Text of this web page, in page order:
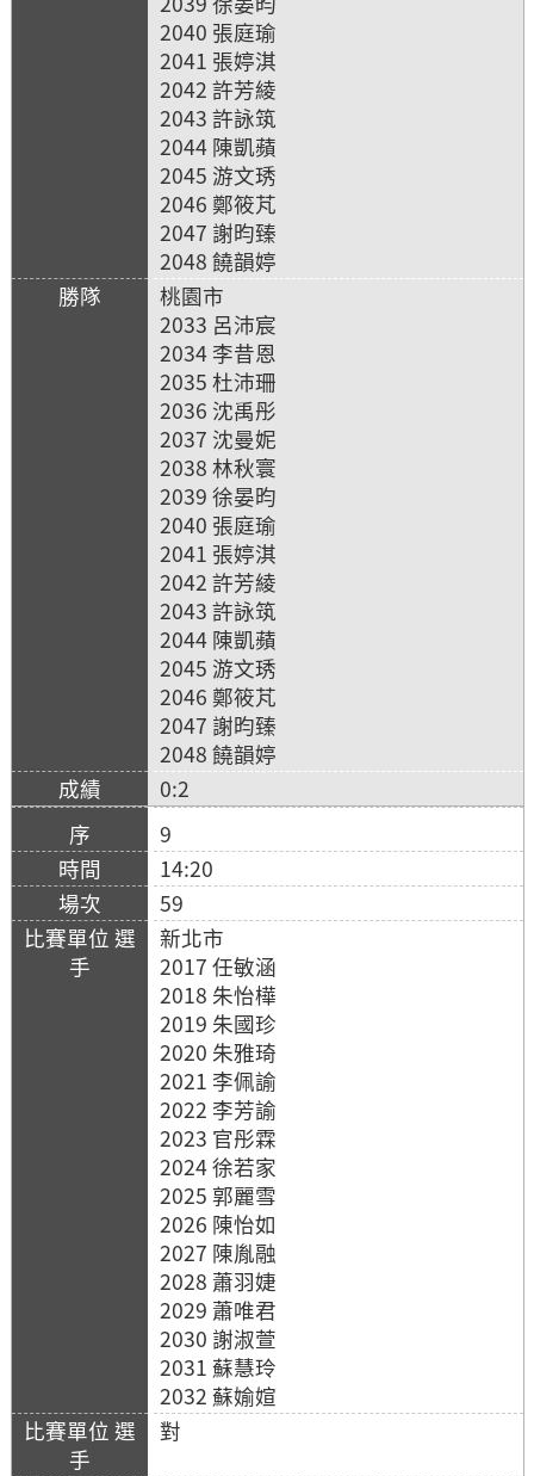
2040 張庭瑜
2041 張婷淇
2042 許芳綾
2043 許詠筑
2044 陳凱蘋
2045 游文琇
2046 鄭筱芃
2047 謝昀臻
2048 饒韻婷
桃園市
2033 呂沛宸
2034 李昔恩
2035 杜沛珊
2036 沈禹彤
2037 沈曼妮
2038 林秋寰
2039 徐晏昀
2040 張庭瑜
2041 張婷淇
2042 許芳綾
2043 許詠筑
2044 陳凱蘋
2045 游文琇
2046 鄭筱芃
2047 謝昀臻
2048 饒韻婷
0:2
9
14:20
59
新北市
2017 任敏涵
2018 朱怡樺
2019 朱國珍
2020 朱雅琦
2021 李佩諭
2022 李芳諭
2023 官彤霖
2024 徐若家
2025 郭麗雪
2026 陳怡如
2027 陳胤融
2028 蕭羽婕
2029 蕭唯君
2030 謝淑萱
2031 蘇慧玲
2032 蘇媮媗
對